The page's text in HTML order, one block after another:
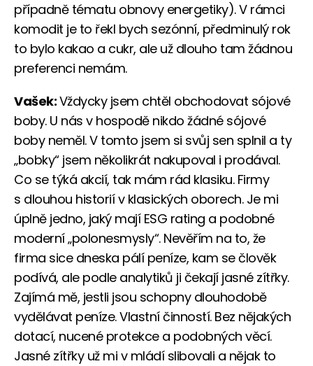
případně tématu obnovy energetiky). V rámci
komodit je to řekl bych sezónní, předminulý rok
to bylo kakao a cukr, ale už dlouho tam žádnou
preferenci nemám.
Vašek:Vždycky jsem chtěl obchodovat sójové
boby. U nás v hospodě nikdo žádné sójové
boby neměl. V tomto jsem si svůj sen splnil a ty
„bobky“ jsem několikrát nakupoval i prodával.
Co se týká akcií, tak mám rád klasiku. Firmy
s dlouhou historií v klasických oborech. Je mi
úplně jedno, jaký mají ESG rating a podobné
moderní „polonesmysly“. Nevěřím na to, že
firma sice dneska pálí peníze, kam se člověk
podívá, ale podle analytiků ji čekají jasné zítřky.
Zajímá mě, jestli jsou schopny dlouhodobě
vydělávat peníze. Vlastní činností. Bez nějakých
dotací, nucené protekce a podobných věcí.
Jasné zítřky už mi v mládí slibovali a nějak to